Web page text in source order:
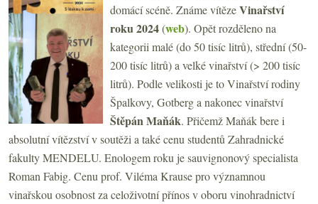
domácí scéně. Známe vítězeVinařství
roku 2024(web). Opět rozděleno na
kategorii malé (do 50 tisíc litrů), střední (50-
200 tisíc litrů) a velké vinařství (> 200 tisíc
litrů). Podle velikosti je to Vinařství rodiny
Špalkovy, Gotberg a nakonec vinařství
Štěpán Maňák. Přičemž Maňák bere i
absolutní vítězství v soutěži a také cenu studentů Zahradnické
fakulty MENDELU. Enologem roku je sauvignonový specialista
Roman Fabig. Cenu prof. Viléma Krause pro významnou
vinařskou osobnost za celoživotní přínos v oboru vinohradnictví